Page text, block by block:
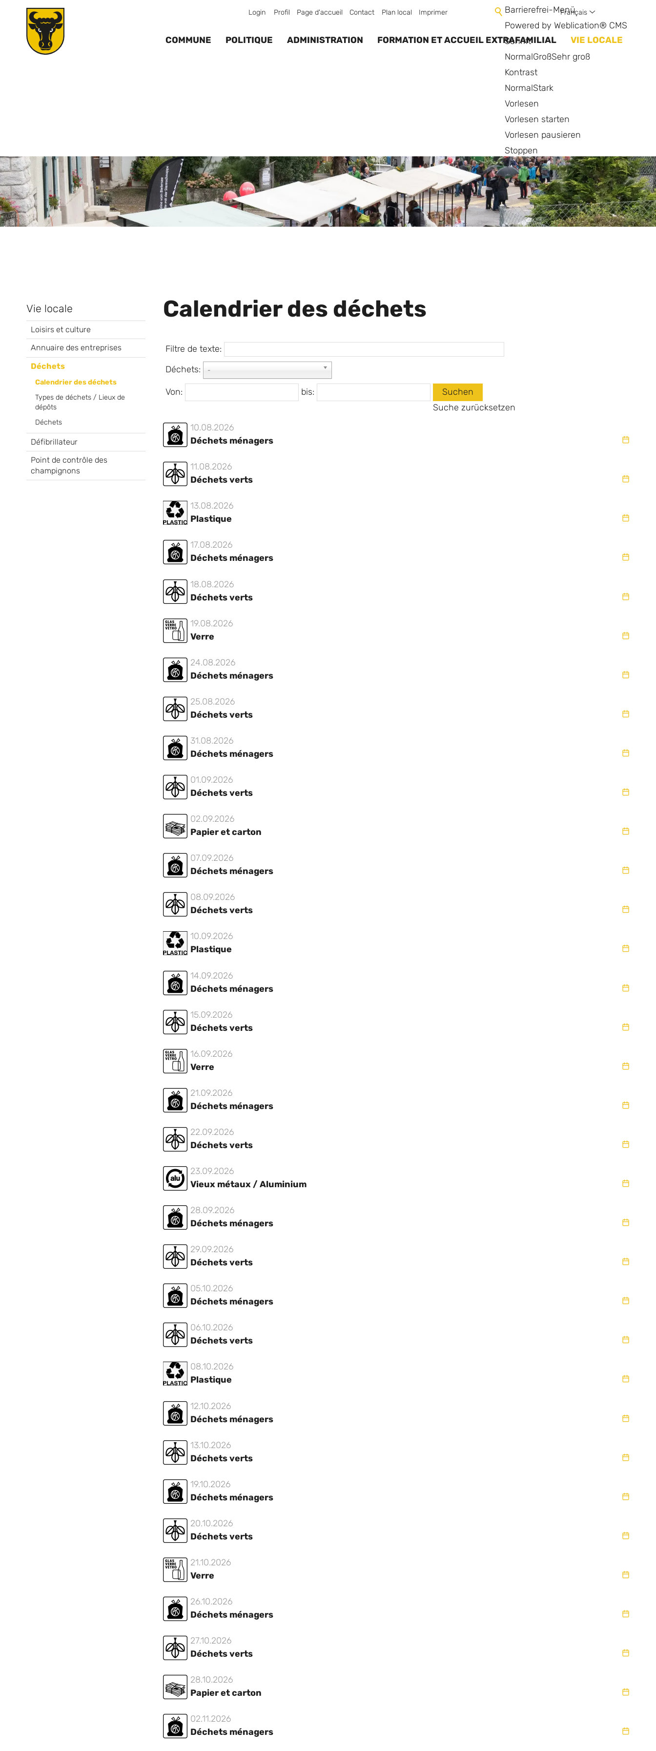
Barrierefrei-Menü
Powered by Weblication® CMS
Schrift
NormalGroßSehr groß
Kontrast
NormalStark
Vorlesen
Vorlesen starten
Vorlesen pausieren
Stoppen
Profil Page d'accueil Contact Plan local Imprimer
Login Français
COMMUNE POLITIQUE ADMINISTRATION FORMATION ET ACCUEIL EXTRAFAMILIAL VIE LOCALE
Vie locale
Loisirs et culture
Annuaire des entreprises
Déchets
Calendrier des déchets
Types de déchets / Lieux de
dépôts
Déchets
Défibrillateur
Point de contrôle des
champignons
Calendrier des déchets
Filtre de texte:
Déchets: -
Von: bis:
Suchen
Suche zurücksetzen
10.08.2026
Déchets ménagers
11.08.2026
Déchets verts
13.08.2026
Plastique
17.08.2026
Déchets ménagers
18.08.2026
Déchets verts
19.08.2026
Verre
24.08.2026
Déchets ménagers
25.08.2026
Déchets verts
31.08.2026
Déchets ménagers
01.09.2026
Déchets verts
02.09.2026
Papier et carton
07.09.2026
Déchets ménagers
08.09.2026
Déchets verts
10.09.2026
Plastique
14.09.2026
Déchets ménagers
15.09.2026
Déchets verts
16.09.2026
Verre
21.09.2026
Déchets ménagers
22.09.2026
Déchets verts
23.09.2026
Vieux métaux / Aluminium
28.09.2026
Déchets ménagers
29.09.2026
Déchets verts
05.10.2026
Déchets ménagers
06.10.2026
Déchets verts
08.10.2026
Plastique
12.10.2026
Déchets ménagers
13.10.2026
Déchets verts
19.10.2026
Déchets ménagers
20.10.2026
Déchets verts
21.10.2026
Verre
26.10.2026
Déchets ménagers
27.10.2026
Déchets verts
28.10.2026
Papier et carton
02.11.2026
Déchets ménagers